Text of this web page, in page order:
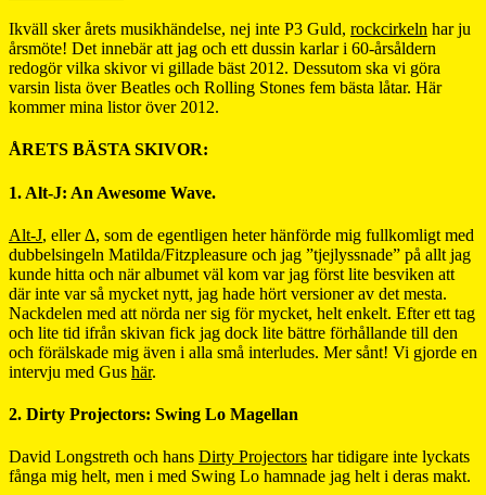
Ikväll sker årets musikhändelse, nej inte P3 Guld, rockcirkeln har ju
årsmöte! Det innebär att jag och ett dussin karlar i 60-årsåldern
redogör vilka skivor vi gillade bäst 2012. Dessutom ska vi göra
varsin lista över Beatles och Rolling Stones fem bästa låtar. Här
kommer mina listor över 2012.
ÅRETS BÄSTA SKIVOR:
1. Alt-J: An Awesome Wave.
Alt-J, eller ∆, som de egentligen heter hänförde mig fullkomligt med
dubbelsingeln Matilda/Fitzpleasure och jag ”tjejlyssnade” på allt jag
kunde hitta och när albumet väl kom var jag först lite besviken att
där inte var så mycket nytt, jag hade hört versioner av det mesta.
Nackdelen med att nörda ner sig för mycket, helt enkelt. Efter ett tag
och lite tid ifrån skivan fick jag dock lite bättre förhållande till den
och förälskade mig även i alla små interludes. Mer sånt! Vi gjorde en
intervju med Gus här.
2. Dirty Projectors: Swing Lo Magellan
David Longstreth och hans Dirty Projectors har tidigare inte lyckats
fånga mig helt, men i med Swing Lo hamnade jag helt i deras makt.